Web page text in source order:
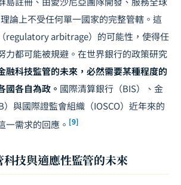
論上不受任何單一國家的完整管轄。這
regulatory arbitrage）的可能性，使得任
力都可能被規避。在世界銀行的政策研究
融科技監管的未來，必然需要某種程度的
各自為政。 國際清算銀行（BIS）、金
）與國際證監會組織（IOSCO）近年來的
一需求的回應。 [9]
技與適應性監管的未來